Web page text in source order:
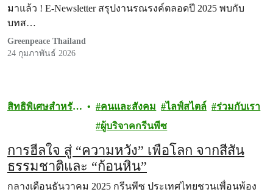
มาแล้ว ! E-Newsletter สรุปงานรณรงค์ตลอดปี 2025 พบกับ
บทส…
Greenpeace Thailand
24 กุมภาพันธ์ 2026
สิทธิพิเศษสำหรับ
คนและสังคม ไลฟ์สไตล์
ร่วมกับเรา
ผู้บริจาคกรีนพีซ
การฮีลใจ สู่ “ความหวัง” เพื่อโลก จากสีสัน
ธรรมชาติและ “ก้อนหิน”
กลางเดือนธันวาคม 2025 กรีนพีซ ประเทศไทยชวนเพื่อนพ้อง